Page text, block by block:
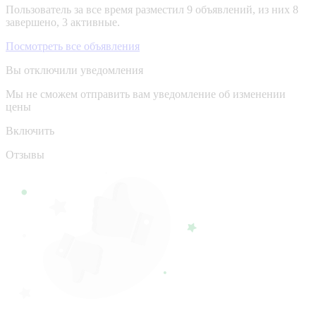
Пользователь за все время разместил 9 объявлений, из них 8
завершено, 3 активные.
Посмотреть все объявления
Вы отключили уведомления
Мы не сможем отправить вам уведомление об изменении
цены
Включить
Отзывы